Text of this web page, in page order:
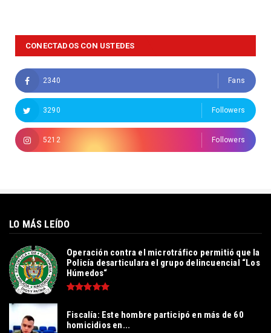
CONECTADOS CON USTEDES
2340 Fans
3290 Followers
5212 Followers
LO MÁS LEÍDO
Operación contra el microtráfico permitió que la
Policía desarticulara el grupo delincuencial “Los
Húmedos“
Fiscalía: Este hombre participó en más de 60
homicidios en...